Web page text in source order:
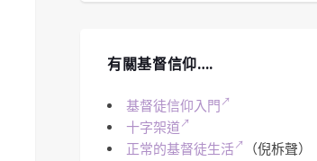
有關基督信仰….
基督徒信仰入門
十字架道
正常的基督徒生活
（倪柝聲）